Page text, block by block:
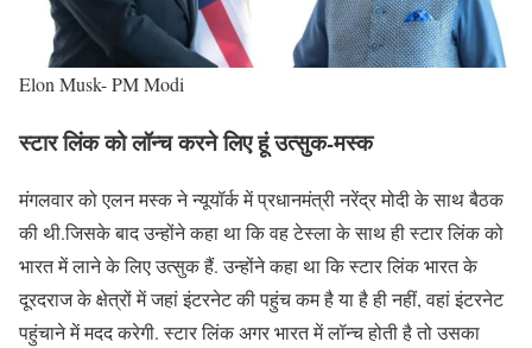
Elon Musk- PM Modi
स्टार लिंक को लॉन्च करने लिए हूं उत्सुक-मस्क
मंगलवार को एलन मस्क ने न्यूयॉर्क में प्रधानमंत्री नरेंद्र मोदी के साथ बैठक
की थी.जिसके बाद उन्होंने कहा था कि वह टेस्ला के साथ ही स्टार लिंक को
भारत में लाने के लिए उत्सुक हैं. उन्होंने कहा था कि स्टार लिंक भारत के
दूरदराज के क्षेत्रों में जहां इंटरनेट की पहुंच कम है या है ही नहीं, वहां इंटरनेट
पहुंचाने में मदद करेगी. स्टार लिंक अगर भारत में लॉन्च होती है तो उसका